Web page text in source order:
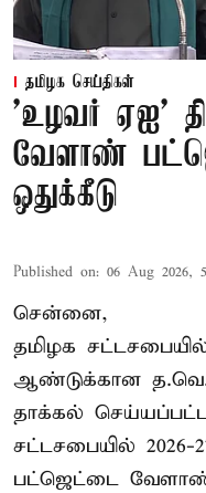
தமிழக செய்திகள்
'உழவர் ஏஐ'
வேளாண்
ஒதுக்கீடு
Published on: 06 Aug 2026,
சென்னை,
தமிழக
ஆண்டுக்கான
தாக்கல்
சட்டசபையில்
பட்ஜெட்டை